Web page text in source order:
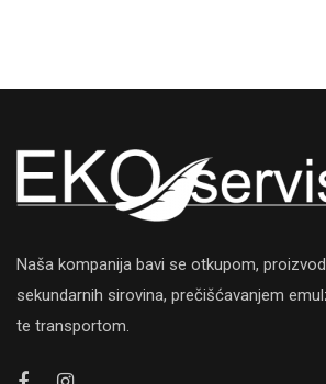
Naša kompanija bavi se otkupom,
sekundarnih sirovina, prečišćavanjem
te transportom.